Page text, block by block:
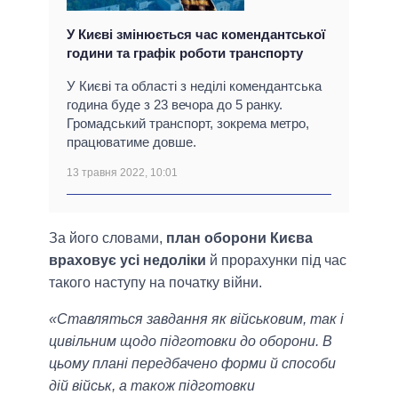
У Києві змінюється час комендантської
години та графік роботи транспорту
У Києві та області з неділі комендантська
година буде з 23 вечора до 5 ранку.
Громадський транспорт, зокрема метро,
працюватиме довше.
13 травня 2022, 10:01
За його словами, план оборони Києва
враховує усі недоліки й прорахунки під час
такого наступу на початку війни.
«Ставляться завдання як військовим, так і
цивільним щодо підготовки до оборони. В
цьому плані передбачено форми й способи
дій військ, а також підготовки